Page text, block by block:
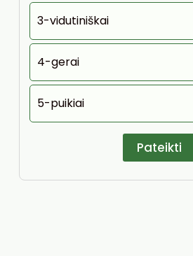
3-vidutiniškai
4-gerai
5-puikiai